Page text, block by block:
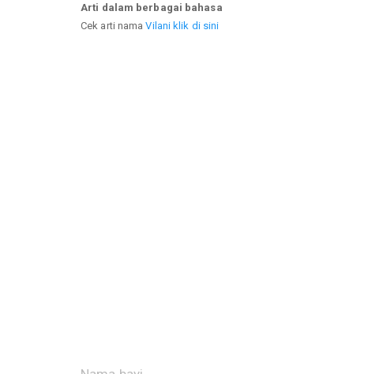
Arti dalam berbagai bahasa
Cek arti namaVilani klik di sini